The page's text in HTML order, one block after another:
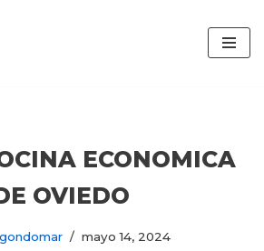
ECONOMICA
OVIEDO
mayo 14, 2024